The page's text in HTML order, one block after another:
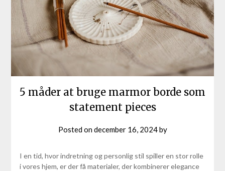
5 måder at bruge marmor borde som
statement pieces
Posted ondecember 16, 2024by
I en tid, hvor indretning og personlig stil spiller en stor rolle
i vores hjem, er der få materialer, der kombinerer elegance